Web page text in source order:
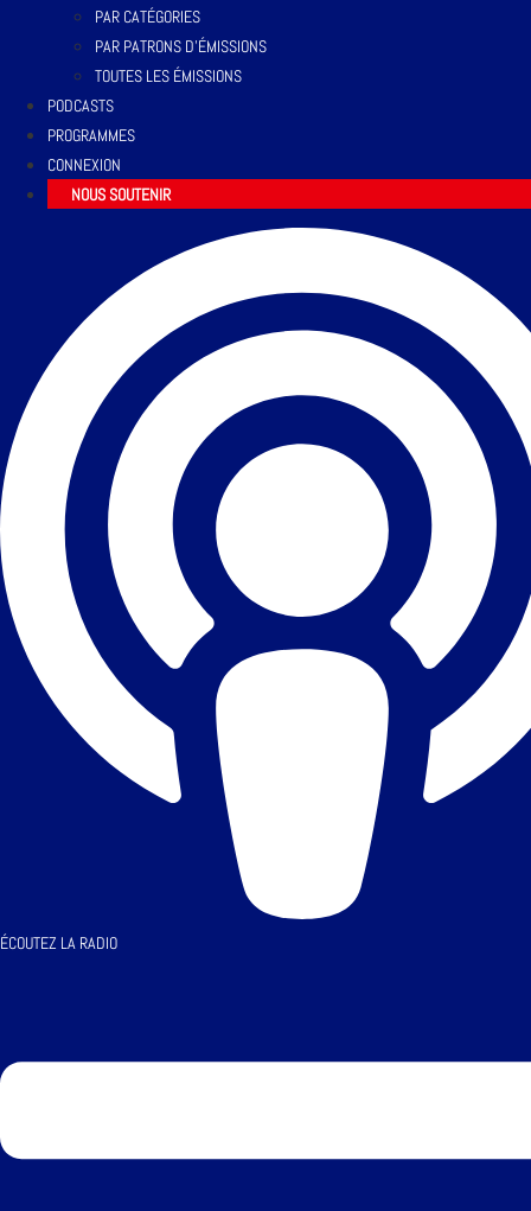
PAR CATÉGORIES
PAR PATRONS D’ÉMISSIONS
TOUTES LES ÉMISSIONS
PODCASTS
PROGRAMMES
CONNEXION
NOUS SOUTENIR
ÉCOUTEZ LA RADIO